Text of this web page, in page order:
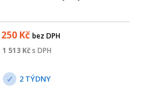
Kč bez DPH
1 513 Kčs DPH
2 TÝDNY